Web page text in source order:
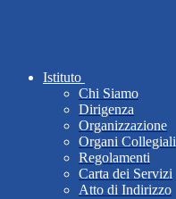
Istituto
Chi Siamo
Dirigenza
Organizzazione
Organi Collegiali
Regolamenti
Carta dei Servizi
Atto di Indirizzo